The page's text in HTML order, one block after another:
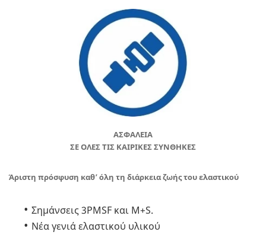
ΑΣΦΑΛΕΙΑ
ΣΕ ΟΛΕΣ ΤΙΣ ΚΑΙΡΙΚΕΣ ΣΥΝΘΗΚΕΣ
Άριστη πρόσφυση καθ’ όλη τη διάρκεια ζωής του ελαστικού
Σημάνσεις 3PMSF και M+S.
Νέα γενιά ελαστικού υλικού